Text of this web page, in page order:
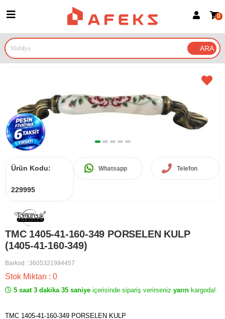
Google İle Bağlan
0
Ürün Kodu:
229995
Whatsapp Telefon
TMC 1405-41-160-349 PORSELEN KULP
(1405-41-160-349)
Barkod : 3605321994457
Stok Miktarı : 0
5 saat 3 dakika 35 saniye içerisinde sipariş verirseniz yarın kargoda!
TMC 1405-41-160-349 PORSELEN KULP